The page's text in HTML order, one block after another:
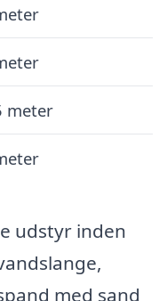
meter
udstyr inden
med sand